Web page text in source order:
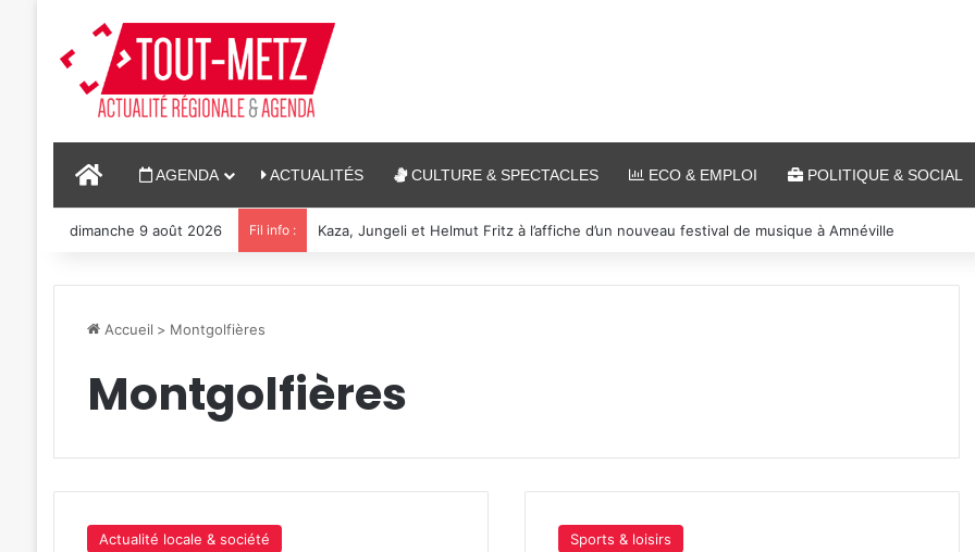
ACCUEILAGENDA ACTUALITÉS CULTURE & SPECTACLES ECO & EMPLOI POLITIQUE & SOCIAL
dimanche 9 août 2026 Fil info : Reconstitution, spectacles et cinéma pour l’édition 2026 de « Ça tombe comme à Gravelotte »
Accueil > Montgolfières
Montgolfières
Actualité locale & société Sports & loisirs